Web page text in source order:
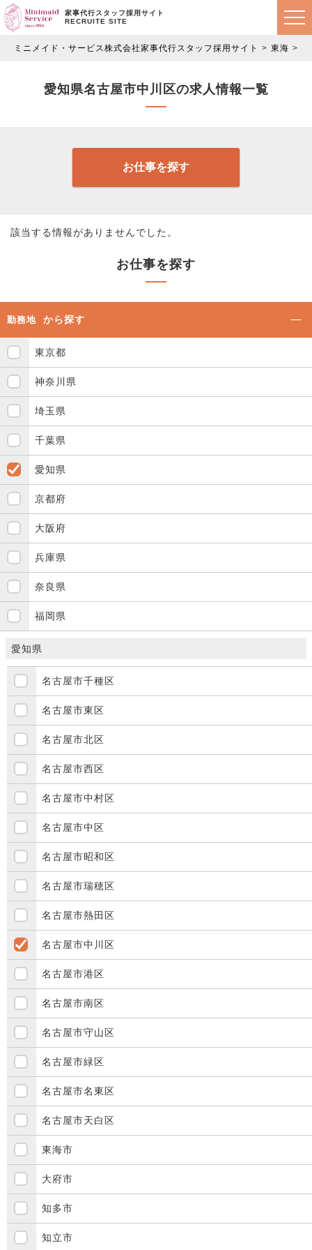
家事代行スタッフ採用サイト
RECRUITE SITE
ミニメイド・サービス株式会社家事代行スタッフ採用サイト 東海
愛知県名古屋市中川区の求人情報一覧
お仕事を探す
該当する情報がありませんでした。
お仕事を探す
勤務地 から探す
東京都
神奈川県
埼玉県
千葉県
愛知県
京都府
大阪府
兵庫県
奈良県
福岡県
愛知県
名古屋市千種区
名古屋市東区
名古屋市北区
名古屋市西区
名古屋市中村区
名古屋市中区
名古屋市昭和区
名古屋市瑞穂区
名古屋市熱田区
名古屋市中川区
名古屋市港区
名古屋市南区
名古屋市守山区
名古屋市緑区
名古屋市名東区
名古屋市天白区
東海市
大府市
知多市
知立市